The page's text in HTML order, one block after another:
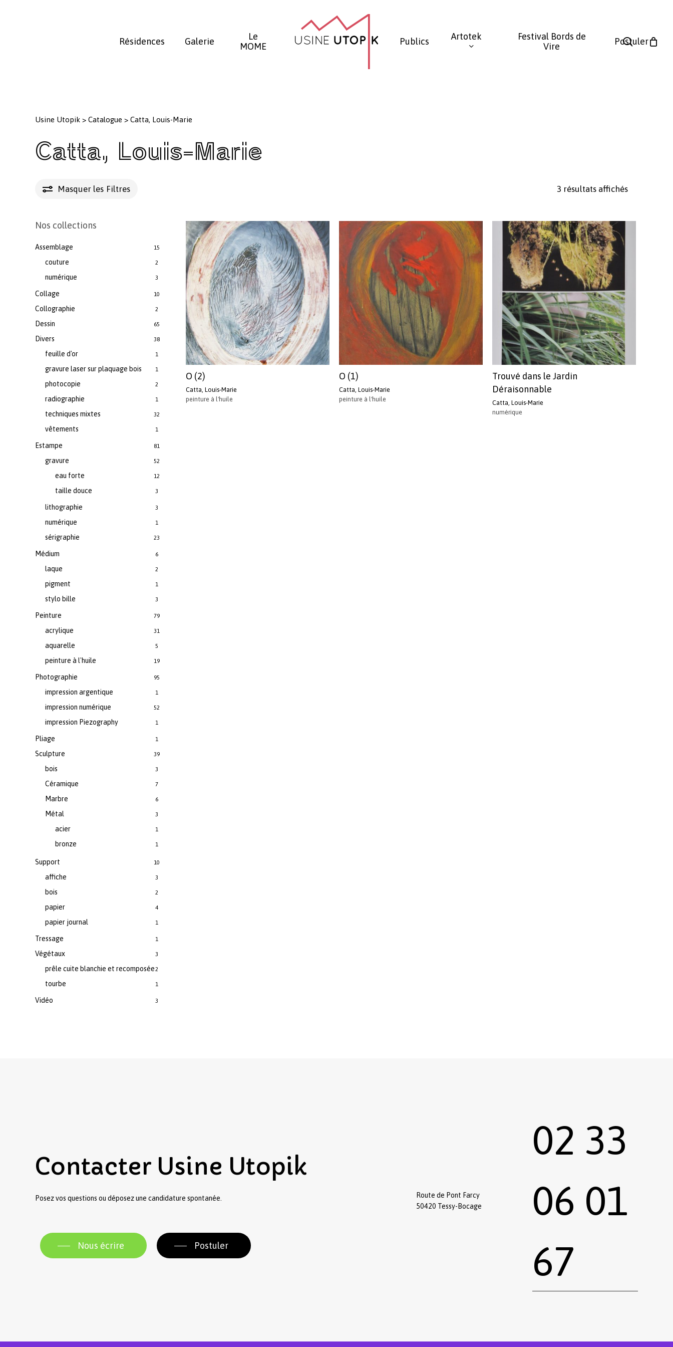
Résidences Galerie
Le
MOME
Publics Artotek
Festival Bords de
Vire
Postuler
search
panier
0,00
Usine Utopik > Catalogue > Catta, Louis-Marie
Catta, Louis-Marie
Masquer les Filtres 3 résultats affichésTrié
Nos collections
Assemblage 15
couture 2
numérique 3
Collage 10
Collographie 2
Dessin 65
Divers 38
feuille d'or 1
gravure laser sur plaquage bois 1
photocopie 2
radiographie 1
techniques mixtes 32
vêtements 1
Estampe 81
gravure 52
eau forte 12
taille douce 3
lithographie 3
numérique 1
sérigraphie 23
Médium 6
laque 2
pigment 1
stylo bille 3
Peinture 79
acrylique 31
aquarelle 5
peinture à l'huile 19
Photographie 95
impression argentique 1
impression numérique 52
impression Piezography 1
Pliage 1
Sculpture 39
bois 3
Céramique 7
Marbre 6
Métal 3
acier 1
bronze 1
Support 10
affiche 3
bois 2
papier 4
papier journal 1
Tressage 1
Végétaux 3
prêle cuite blanchie et recomposée2
tourbe 1
Vidéo 3
O (2)
Catta, Louis-Marie
peinture à l'huile
O (1)
Catta, Louis-Marie
peinture à l'huile
Trouvé dans le Jardin
Déraisonnable
Catta, Louis-Marie
numérique
Contacter Usine Utopik
Posez vos questions ou déposez une candidature spontanée.
Nous écrire Postuler
Route de Pont Farcy
50420 Tessy-Bocage
02 33
06 01
67